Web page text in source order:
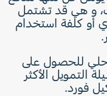
و هي قد تشتمل
أو كلفة استخدام
للحصول على
التمويل الأكثر
فورد.